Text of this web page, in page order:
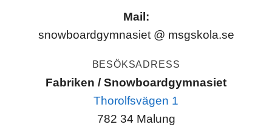
Mail:
snowboardgymnasiet @ msgskola.se
BESÖKSADRESS
Fabriken / Snowboardgymnasiet
Thorolfsvägen 1
782 34 Malung